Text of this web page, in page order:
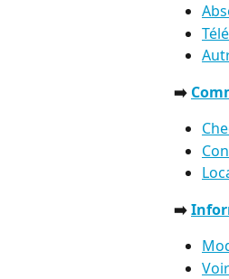
➡️
➡️